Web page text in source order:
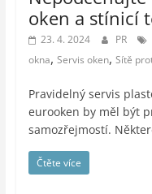
oken a stínicí
23. 4. 2024 PR
okna, Servis oken, Sítě
Pravidelný servis
eurooken by měl být
samozřejmostí.
Čtěte více